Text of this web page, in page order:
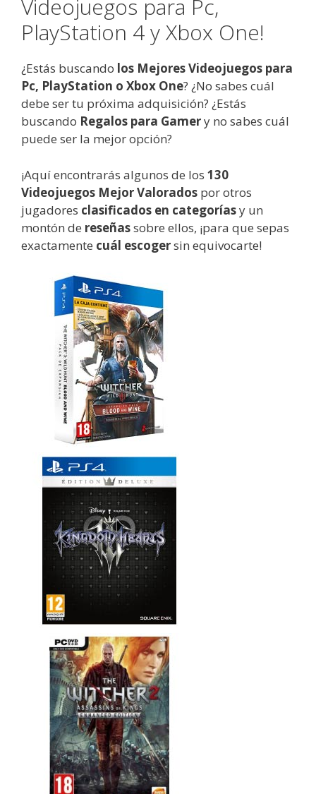
Videojuegos para Pc,
PlayStation 4 y Xbox One!
¿Estás buscando los Mejores Videojuegos para
Pc, PlayStation o Xbox One? ¿No sabes cuál
debe ser tu próxima adquisición? ¿Estás
buscando Regalos para Gamery no sabes cuál
puede ser la mejor opción?
¡Aquí encontrarás algunos de los 130
Videojuegos Mejor Valorados por otros
jugadores clasificados en categoríasy un
montón de reseñassobre ellos, ¡para que sepas
exactamente cuál escogersin equivocarte!